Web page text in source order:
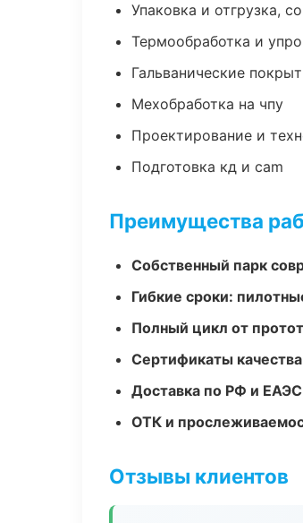
Упаковка и отгрузка,
Термообработка и
Гальванические
Мехобработка на чпу
Проектирование и
Подготовка кд и cam
Преимущества
Собственный парк
Гибкие сроки:
Полный цикл от
Сертификаты
Доставка по РФ и
ОТК и
Отзывы клиентов